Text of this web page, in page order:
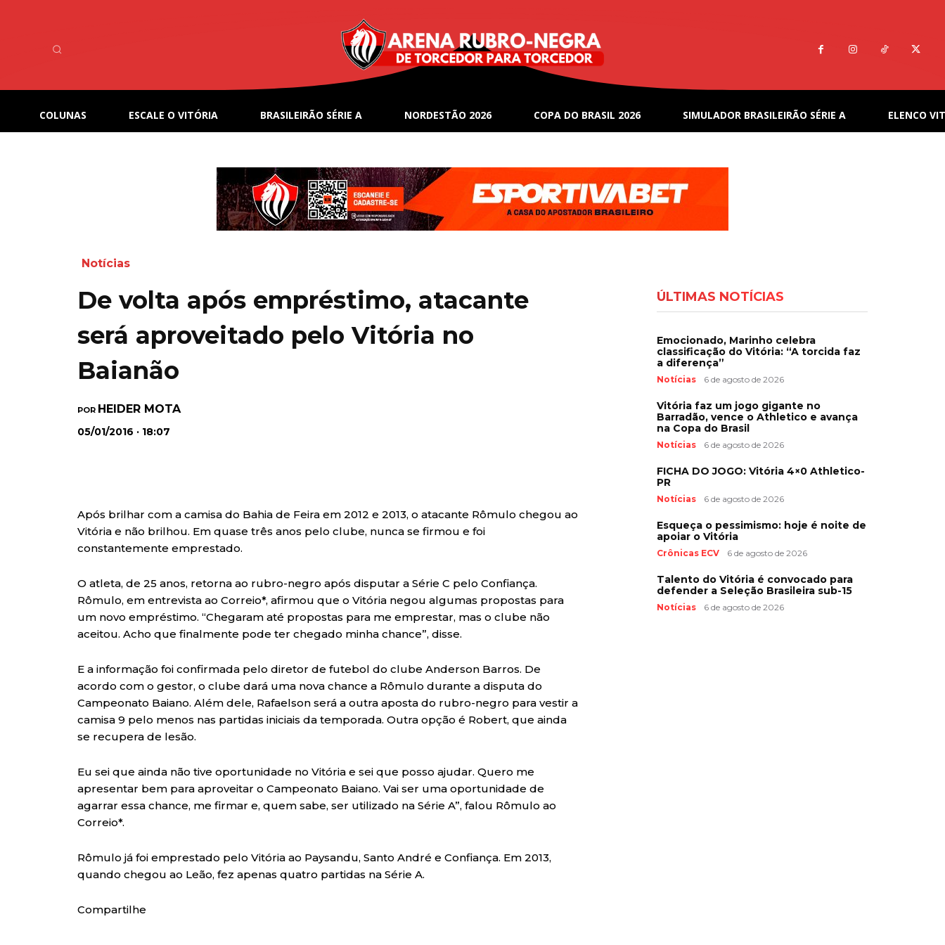
COLUNAS ESCALE O VITÓRIA BRASILEIRÃO SÉRIE A NORDESTÃO 2026 COPA DO BRASIL 2026 SIMULADOR BRASILEIRÃO SÉRIE A ELENCO
Notícias
De volta após empréstimo, atacante
será aproveitado pelo Vitória no
Baianão
POR HEIDER MOTA
05/01/2016 · 18:07
Após brilhar com a camisa do Bahia de Feira em 2012 e 2013, o atacante Rômulo chegou ao
Vitória e não brilhou. Em quase três anos pelo clube, nunca se firmou e foi
constantemente emprestado.
O atleta, de 25 anos, retorna ao rubro-negro após disputar a Série C pelo Confiança.
Rômulo, em entrevista ao Correio*, afirmou que o Vitória negou algumas propostas para
um novo empréstimo. “Chegaram até propostas para me emprestar, mas o clube não
aceitou. Acho que finalmente pode ter chegado minha chance”, disse.
E a informação foi confirmada pelo diretor de futebol do clube Anderson Barros. De
acordo com o gestor, o clube dará uma nova chance a Rômulo durante a disputa do
Campeonato Baiano. Além dele, Rafaelson será a outra aposta do rubro-negro para vestir a
camisa 9 pelo menos nas partidas iniciais da temporada. Outra opção é Robert, que ainda
se recupera de lesão.
Eu sei que ainda não tive oportunidade no Vitória e sei que posso ajudar. Quero me
apresentar bem para aproveitar o Campeonato Baiano. Vai ser uma oportunidade de
agarrar essa chance, me firmar e, quem sabe, ser utilizado na Série A”, falou Rômulo ao
Correio*.
Rômulo já foi emprestado pelo Vitória ao Paysandu, Santo André e Confiança. Em 2013,
quando chegou ao Leão, fez apenas quatro partidas na Série A.
Compartilhe
ÚLTIMAS NOTÍCIAS
Emocionado, Marinho celebra
classificação do Vitória: “A torcida faz
a diferença”
Notícias 6 de agosto de 2026
Vitória faz um jogo gigante no
Barradão, vence o Athletico e avança
na Copa do Brasil
Notícias 6 de agosto de 2026
FICHA DO JOGO: Vitória 4×0 Athletico-
PR
Notícias 6 de agosto de 2026
Esqueça o pessimismo: hoje é noite de
apoiar o Vitória
Crônicas ECV 6 de agosto de 2026
Talento do Vitória é convocado para
defender a Seleção Brasileira sub-15
Notícias 6 de agosto de 2026